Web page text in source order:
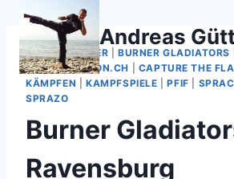
Zum
springen
Andreas
ANDY GÜTTNER BURNER GLADIATORS
BURNERMOTION.CH
CAPTURE THE
KÄMPFEN
KAMPFSPIELE |PFIF
SPRAZO
Burner
Ravensburg